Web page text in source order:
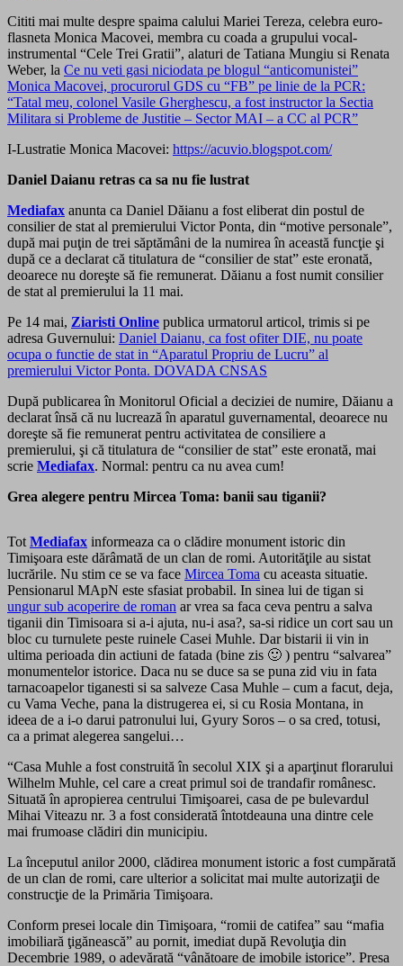
Cititi mai multe despre spaima calului Mariei Tereza, celebra euro-
flasneta Monica Macovei, membra cu coada a grupului vocal-
instrumental “Cele Trei Gratii”, alaturi de Tatiana Mungiu si Renata
Weber, la Ce nu veti gasi niciodata pe blogul “anticomunistei”
Monica Macovei, procurorul GDS cu “FB” pe linie de la PCR:
“Tatal meu, colonel Vasile Gherghescu, a fost instructor la Sectia
Militara si Probleme de Justitie – Sector MAI – a CC al PCR”
I-Lustratie Monica Macovei: https://acuvio.blogspot.com/
Daniel Daianu retras ca sa nu fie lustrat
Mediafax anunta ca Daniel Dăianu a fost eliberat din postul de
consilier de stat al premierului Victor Ponta, din “motive personale”,
după mai puţin de trei săptămâni de la numirea în această funcţie şi
după ce a declarat că titulatura de “consilier de stat” este eronată,
deoarece nu doreşte să fie remunerat. Dăianu a fost numit consilier
de stat al premierului la 11 mai.
Pe 14 mai, Ziaristi Online publica urmatorul articol, trimis si pe
adresa Guvernului: Daniel Daianu, ca fost ofiter DIE, nu poate
ocupa o functie de stat in “Aparatul Propriu de Lucru” al
premierului Victor Ponta. DOVADA CNSAS
După publicarea în Monitorul Oficial a deciziei de numire, Dăianu a
declarat însă că nu lucrează în aparatul guvernamental, deoarece nu
doreşte să fie remunerat pentru activitatea de consiliere a
premierului, şi că titulatura de “consilier de stat” este eronată, mai
scrie Mediafax. Normal: pentru ca nu avea cum!
Grea alegere pentru Mircea Toma: banii sau tiganii?
Tot Mediafax informeaza ca o clădire monument istoric din
Timişoara este dărâmată de un clan de romi. Autorităţile au sistat
lucrările. Nu stim ce se va face Mircea Toma cu aceasta situatie.
Pensionarul MApN este sfasiat probabil. In sinea lui de tigan si
ungur sub acoperire de roman ar vrea sa faca ceva pentru a salva
tiganii din Timisoara si a-i ajuta, nu-i asa?, sa-si ridice un cort sau un
bloc cu turnulete peste ruinele Casei Muhle. Dar bistarii ii vin in
ultima perioada din actiuni de fatada (bine zis 🙂 ) pentru “salvarea”
monumentelor istorice. Daca nu se duce sa se puna zid viu in fata
tarnacoapelor tiganesti si sa salveze Casa Muhle – cum a facut, deja,
cu Vama Veche, pana la distrugerea ei, si cu Rosia Montana, in
ideea de a i-o darui patronului lui, Gyury Soros – o sa cred, totusi,
ca a primat alegerea sangelui…
“Casa Muhle a fost construită în secolul XIX şi a aparţinut florarului
Wilhelm Muhle, cel care a creat primul soi de trandafir românesc.
Situată în apropierea centrului Timişoarei, casa de pe bulevardul
Mihai Viteazu nr. 3 a fost considerată întotdeauna una dintre cele
mai frumoase clădiri din municipiu.
La începutul anilor 2000, clădirea monument istoric a fost cumpărată
de un clan de romi, care ulterior a solicitat mai multe autorizaţii de
construcţie de la Primăria Timişoara.
Conform presei locale din Timişoara, “romii de catifea” sau “mafia
imobiliară ţigănească” au pornit, imediat după Revoluţia din
Decembrie 1989, o adevărată “vânătoare de imobile istorice”. Presa